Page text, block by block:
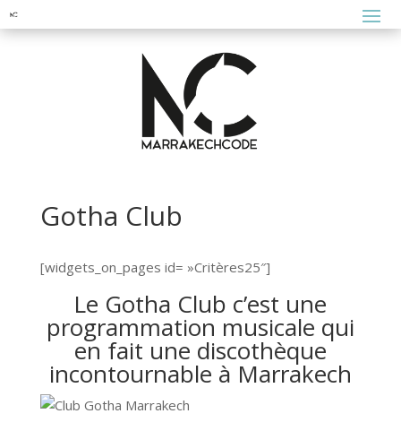
Gotha Club
[widgets_on_pages id= »Critères25″]
Le Gotha Club c’est une
programmation musicale qui
en fait une discothèque
incontournable à Marrakech